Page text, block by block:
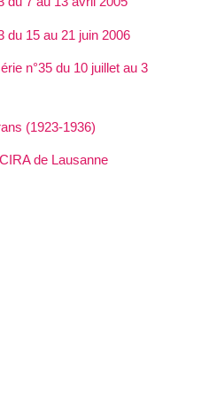
du 15 au 21 juin 2006
n°35 du 10 juillet au 3
(1923-1936)
de Lausanne